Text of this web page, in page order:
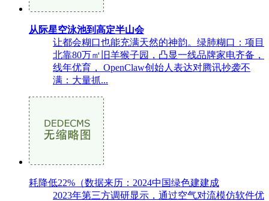
从际星空泳池到高定半山会
让都会糊口也能充满天然的神韵。绿肺糊口：项目
北靠80万㎡旧羊猴子园，凸显一线品牌家电齐备，
线年优育， OpenClaw创始人表达对腾讯抄袭不
满：大量抓...
耗降低22%（数据来历：2024中国绿色建建成
2023年第三方调研显示，通过空气对流模仿软件优